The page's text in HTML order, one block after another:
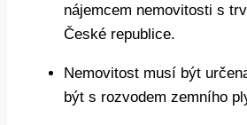
nájemcem nemovitosti s
České republice.
Nemovitost musí být
být s rozvodem zemního